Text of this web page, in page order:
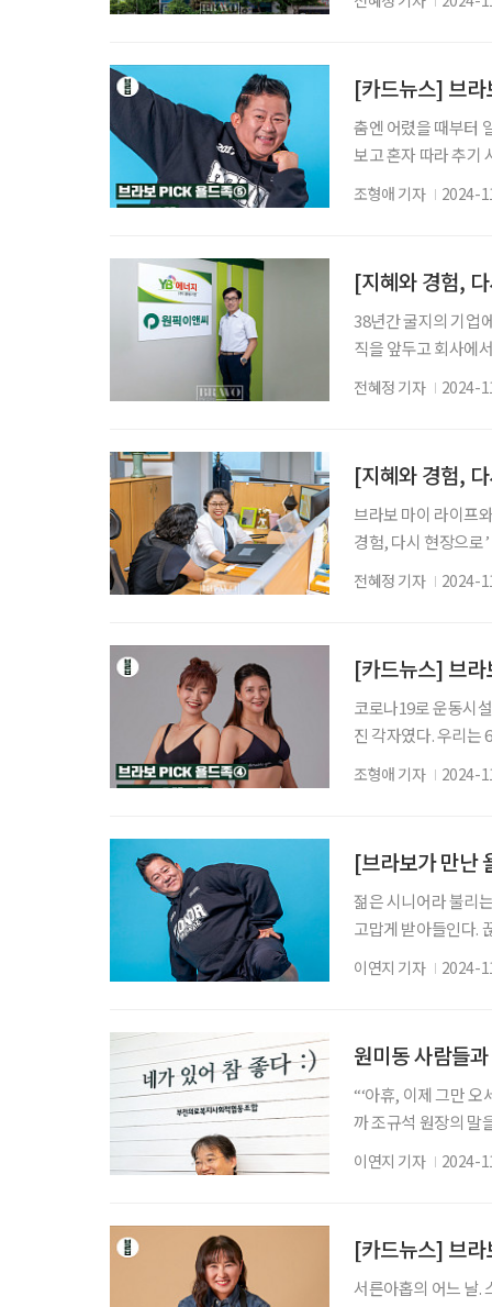
더 심각하다. 부곡
[카드뉴스] 브
춤엔 어렸을 때부터
보고 혼자 따라 추기
공단에 입사하며
면서 꾸준히 방송
조형애 기자 2024-
38년간 굴지의 기업
직을 앞두고 회사에
준비는 미리미리
지만, 원하는 것을
전혜정 기자 2024-
[지혜와 경험,
브라보 마이 라이프
경험, 다시 현장으로
상자들을 지면을
어려워진 경영에
전혜정 기자 2024-
[카드뉴스] 브
코로나19로 운동시
진 각자였다. 우리는
났다. ‘가능할까’
까…! 20대부터 안
조형애 기자 2024-
[브라보가 만난
젊은 시니어라 불리
고맙게 받아들인다.
다. 젊은이를 능가
(57) 씨는 춤 잘 추
이연지 기자 2024-
원미동 사람들
“‘아휴, 이제 그만
까 조규석 원장의 말
전화를 걸어 궁금한
곳’이라는 부천시
이연지 기자 2024-
[카드뉴스] 브
서른아홉의 어느 날.